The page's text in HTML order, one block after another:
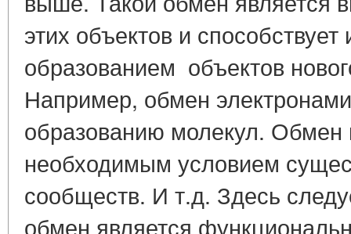
этих объектов и способствует
образованием объектов
Например, обмен
образованию молекул.
необходимым условием
сообществ. И т.д. Здесь
обмен является